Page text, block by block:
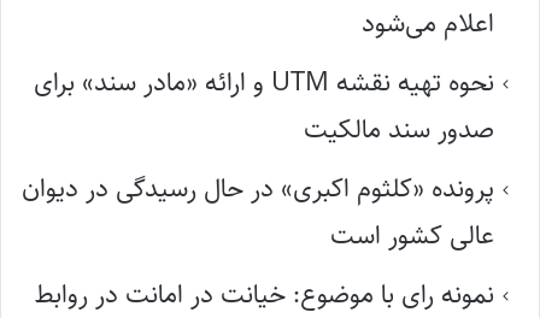
اعلام می‌شود
نحوه تهیه نقشه UTM و ارائه «مادر سند» برای
صدور سند مالکیت
پرونده «کلثوم اکبری» در حال رسیدگی در دیوان
عالی کشور است
نمونه رای با موضوع: خیانت در امانت در روابط